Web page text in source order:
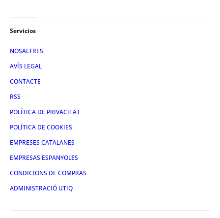
Servicios
NOSALTRES
AVÍS LEGAL
CONTACTE
RSS
POLÍTICA DE PRIVACITAT
POLÍTICA DE COOKIES
EMPRESES CATALANES
EMPRESAS ESPANYOLES
CONDICIONS DE COMPRAS
ADMINISTRACIÓ UTIQ